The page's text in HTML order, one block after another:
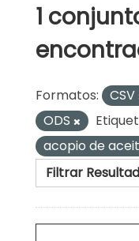
1
Formatos: CSV
ODS
acopio de
Filtrar